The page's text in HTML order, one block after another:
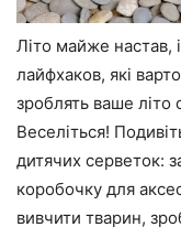
Літо майже настав,
лайфхаков, які
зроблять ваше
Веселіться!
дитячих серветок:
коробочку для
вивчити тварин,